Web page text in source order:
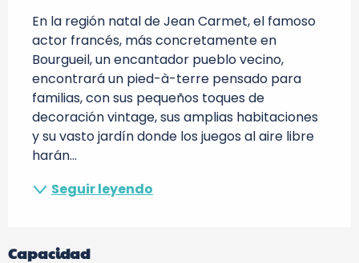
En la región natal de Jean Carmet, el famoso
actor francés, más concretamente en
Bourgueil, un encantador pueblo vecino,
encontrará un pied-à-terre pensado para
familias, con sus pequeños toques de
decoración vintage, sus amplias habitaciones
y su vasto jardín donde los juegos al aire libre
harán...
Seguir leyendo
Capacidad